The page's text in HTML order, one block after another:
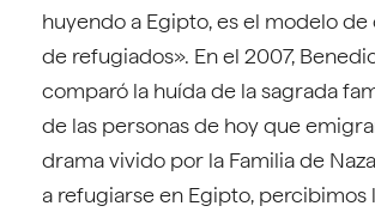
huyendo a Egipto, es el modelo de
de refugiados». En el 2007,
comparó la huída de la sagrada
de las personas de hoy que
drama vivido por la Familia de
a refugiarse en Egipto, percibimos